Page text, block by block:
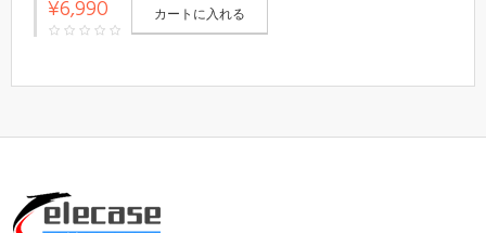
(11*18*4cm)
¥6,990 カートに入れる